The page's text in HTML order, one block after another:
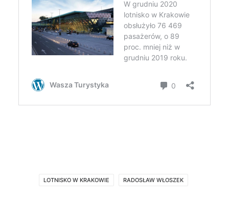
LOTNISKO W KRAKOWIE RADOSŁAW WŁOSZEK